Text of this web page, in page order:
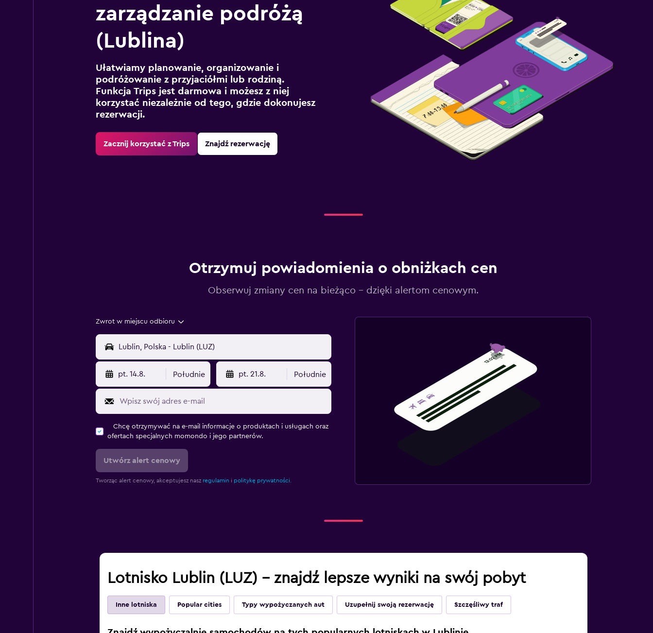
zarządzanie podróżą
(Lublina)
Ułatwiamy planowanie, organizowanie i
podróżowanie z przyjaciółmi lub rodziną.
Funkcja Trips jest darmowa i możesz z niej
korzystać niezależnie od tego, gdzie dokonujesz
rezerwacji.
Zacznij korzystać z Trips Znajdź rezerwację
Otrzymuj powiadomienia o obniżkach cen
Obserwuj zmiany cen na bieżąco – dzięki alertom cenowym.
Zwrot w miejscu odbioru
pt. 14.8. Południe pt. 21.8. Południe
Chcę otrzymywać na e-mail informacje o produktach i usługach oraz
ofertach specjalnych momondo i jego partnerów.
Utwórz alert cenowy
Tworząc alert cenowy, akceptujesz nasz regulamin i politykę prywatności.
Lotnisko Lublin (LUZ) – znajdź lepsze wyniki na swój pobyt
Inne lotniska Popular cities Typy wypożyczanych aut Uzupełnij swoją rezerwację Szczęśliwy traf